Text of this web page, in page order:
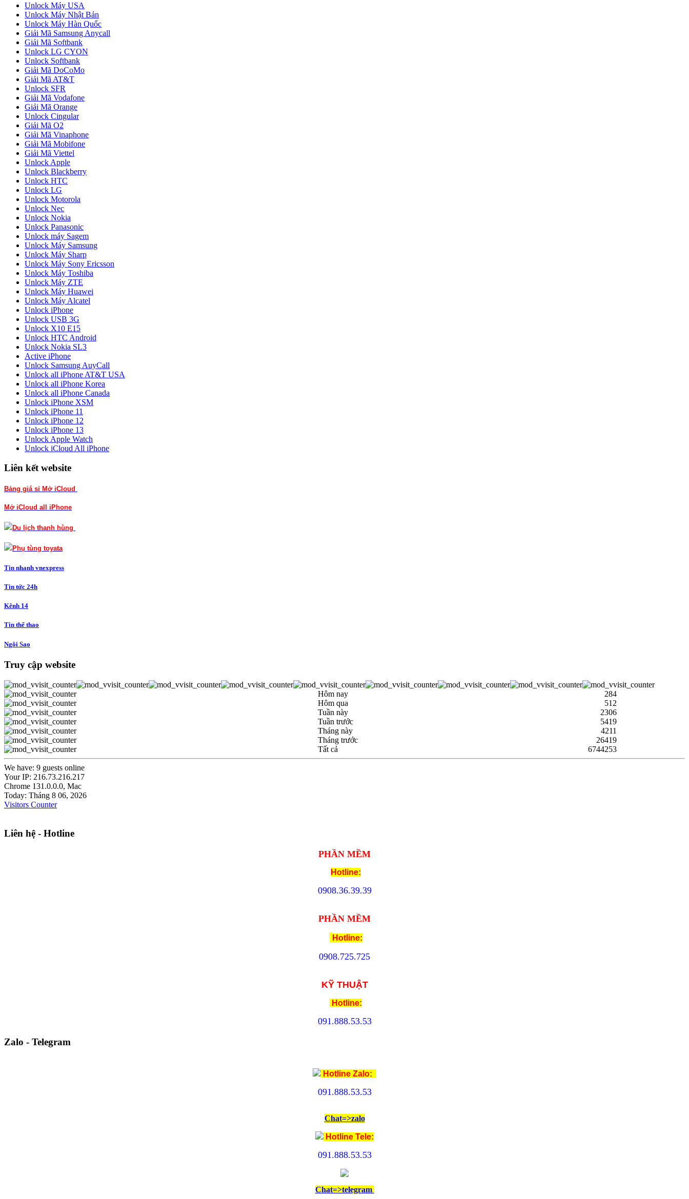
Unlock Máy USA
Unlock Máy Nhật Bản
Unlock Máy Hàn Quốc
Giải Mã Samsung Anycall
Giải Mã Softbank
Unlock LG CYON
Unlock Softbank
Giải Mã DoCoMo
Giải Mã AT&T
Unlock SFR
Giải Mã Vodafone
Giải Mã Orange
Unlock Cingular
Giải Mã O2
Giải Mã Vinaphone
Giải Mã Mobifone
Giải Mã Viettel
Unlock Apple
Unlock Blackberry
Unlock HTC
Unlock LG
Unlock Motorola
Unlock Nec
Unlock Nokia
Unlock Panasonic
Unlock máy Sagem
Unlock Máy Samsung
Unlock Máy Sharp
Unlock Máy Sony Ericsson
Unlock Máy Toshiba
Unlock Máy ZTE
Unlock Máy Huawei
Unlock Máy Alcatel
Unlock iPhone
Unlock USB 3G
Unlock X10 E15
Unlock HTC Android
Unlock Nokia SL3
Active iPhone
Unlock Samsung AuyCall
Unlock all iPhone AT&T USA
Unlock all iPhone Korea
Unlock all iPhone Canada
Unlock iPhone XSM
Unlock iPhone 11
Unlock iPhone 12
Unlock iPhone 13
Unlock Apple Watch
Unlock iCloud All iPhone
Liên kết website
Bảng giá sỉ Mở iCloud
Mở iCloud all iPhone
Du lịch thanh hùng
Phụ tùng toyata
Tin nhanh vnexpress
Tin tức 24h
Kênh 14
Tin thể thao
Ngôi Sao
Truy cập website
Hôm nay
284
Hôm qua
512
Tuần này
2306
Tuần trước
5419
Tháng này
4211
Tháng trước
26419
Tất cả
6744253
We have: 9 guests online
Your IP: 216.73.216.217
Chrome 131.0.0.0, Mac
Today: Tháng 8 06, 2026
Visitors Counter
Liên hệ - Hotline
PHẦN MỀM
Hotline:
0908.36.39.39
PHẦN MỀM
Hotline:
0908.725.725
KỸ THUẬT
Hotline:
091.888.53.53
Zalo - Telegram
Hotline Zalo:
091.888.53.53
Chat=>zalo
Hotline Tele:
091.888.53.53
Chat=>telegram